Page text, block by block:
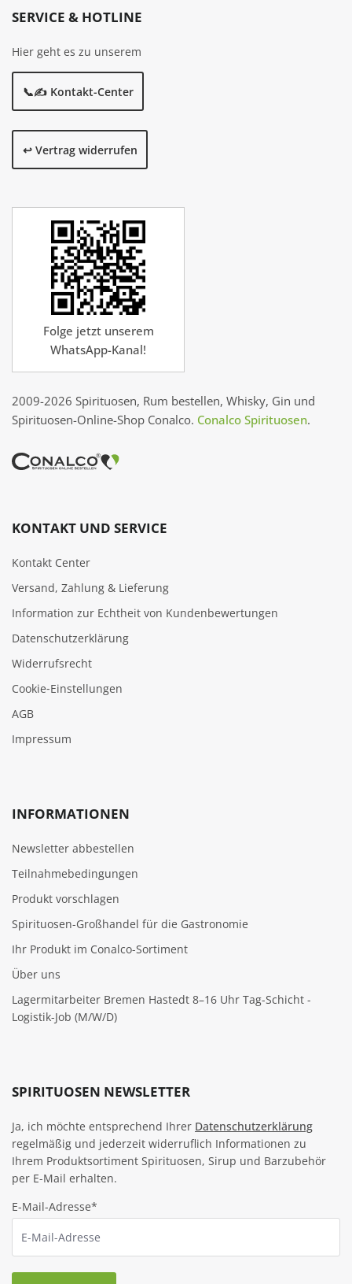
SERVICE & HOTLINE
Hier geht es zu unserem
📞✍️ Kontakt-Center
↩️ Vertrag widerrufen
Folge jetzt unserem
WhatsApp-Kanal!
2009-2026 Spirituosen, Rum bestellen, Whisky, Gin und
Spirituosen-Online-Shop Conalco. Conalco Spirituosen.
KONTAKT UND SERVICE
Kontakt Center
Versand, Zahlung & Lieferung
Information zur Echtheit von Kundenbewertungen
Datenschutzerklärung
Widerrufsrecht
Cookie‑Einstellungen
AGB
Impressum
INFORMATIONEN
Newsletter abbestellen
Teilnahmebedingungen
Produkt vorschlagen
Spirituosen-Großhandel für die Gastronomie
Ihr Produkt im Conalco-Sortiment
Über uns
Lagermitarbeiter Bremen Hastedt 8–16 Uhr Tag-Schicht -
Logistik-Job (M/W/D)
SPIRITUOSEN NEWSLETTER
Ja, ich möchte entsprechend Ihrer Datenschutzerklärung
regelmäßig und jederzeit widerruflich Informationen zu
Ihrem Produktsortiment Spirituosen, Sirup und Barzubehör
per E-Mail erhalten.
E-Mail-Adresse*